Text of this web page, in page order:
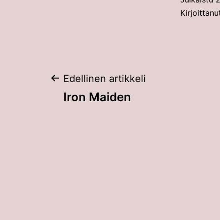
Artikkelien
Edellinen artikkeli
Iron Maiden